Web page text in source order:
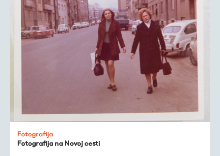
Fotografija
Fotografija na Novoj cesti